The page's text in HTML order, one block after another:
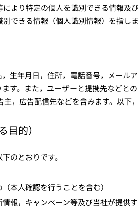
より特定の個人を識別できる情報
できる情報（個人識別情報）を指しま
生年月日，住所，電話番号，メール
す。また，ユーザーと提携先などと
，広告配信先などを含みます。以下
的）
のとおりです。
本人確認を行うことを含む）
報，キャンペーン等及び当社が提供